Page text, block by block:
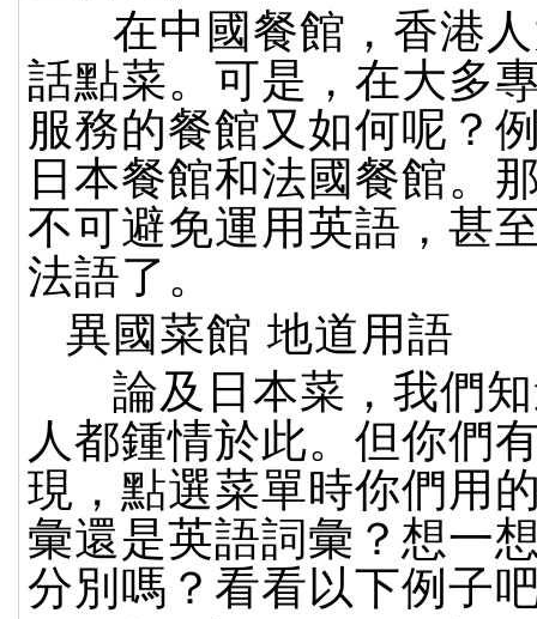
在中國餐館，香港
話點菜。可是，在大多
服務的餐館又如何呢？
日本餐館和法國餐館。
不可避免運用英語，甚
法語了。
異國菜館 地道用語
論及日本菜，我們
人都鍾情於此。但你們
現，點選菜單時你們用
彙還是英語詞彙？想一
分別嗎？看看以下例子